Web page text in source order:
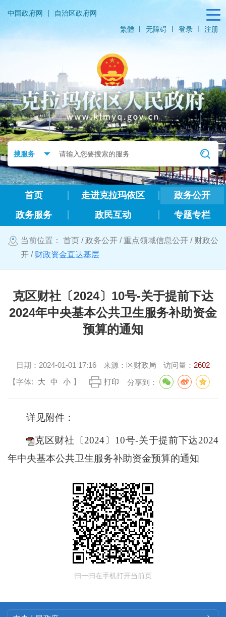
中国政府网 |
自治区政府网
繁體
| 无障碍 | 登录 | 注册
首页 走进克拉玛依区
政务公开
政务服务
政民互动 专题专栏
当前位置： 首页 /政务公开 /重点领域信息公开 / 财政公
开 / 财政资金直达基层
克区财社〔2024〕10号-关于提前下达
2024年中央基本公共卫生服务补助资金
预算的通知
日期： 2024-01-01 17:16 来源： 区财政局 访问量： 2602
【字体:
大 中 小 】 打印 分享到：
详见附件：
克区财社〔2024〕10号-关于提前下达2024
年中央基本公共卫生服务补助资金预算的通知
扫一扫在手机打开当前页